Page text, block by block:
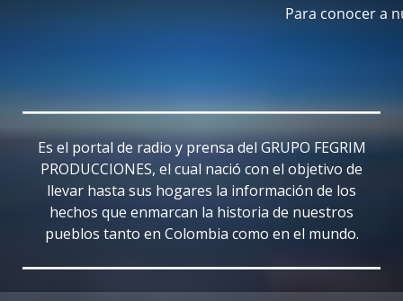
Es el portal de radio y prensa del GRUPO FEGRIM
PRODUCCIONES, el cual nació con el objetivo de
llevar hasta sus hogares la información de los
hechos que enmarcan la historia de nuestros
pueblos tanto en Colombia como en el mundo.